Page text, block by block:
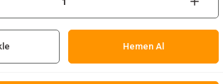
Hemen Al